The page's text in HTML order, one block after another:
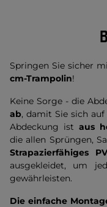
Springen Sie sicher
cm-Trampolin!
Keine Sorge - die
ab, damit Sie sich
Abdeckung ist aus
die allen Sprüngen,
Strapazierfähiges
ausgekleidet, um
gewährleisten.
Die einfache